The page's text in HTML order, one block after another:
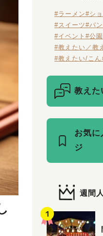
#ラーメン#シ
#スイーツ#パン
#イベント #公園
#教えたい／教
#教えたい/こん
教えた
お気に
ジ
週間